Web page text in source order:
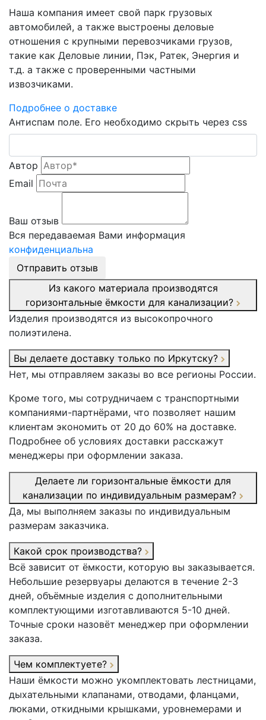
Наша компания имеет свой парк грузовых
автомобилей, а также выстроены деловые
отношения с крупными перевозчиками грузов,
такие как Деловые линии, Пэк, Ратек, Энергия и
т.д. а также с проверенными частными
извозчиками.
Подробнее о доставке
Антиспам поле. Его необходимо скрыть через css
Автор
Email
Ваш отзыв
Вся передаваемая Вами информация
конфиденциальна
Отправить отзыв
Из какого материала производятся
горизонтальные ёмкости для канализации?
Изделия производятся из высокопрочного
полиэтилена.
Вы делаете доставку только по Иркутску?
Нет, мы отправляем заказы во все регионы России.
Кроме того, мы сотрудничаем с транспортными
компаниями-партнёрами, что позволяет нашим
клиентам экономить от 20 до 60% на доставке.
Подробнее об условиях доставки расскажут
менеджеры при оформлении заказа.
Делаете ли горизонтальные ёмкости для
канализации по индивидуальным размерам?
Да, мы выполняем заказы по индивидуальным
размерам заказчика.
Какой срок производства?
Всё зависит от ёмкости, которую вы заказывается.
Небольшие резервуары делаются в течение 2-3
дней, объёмные изделия с дополнительными
комплектующими изготавливаются 5-10 дней.
Точные сроки назовёт менеджер при оформлении
заказа.
Чем комплектуете?
Наши ёмкости можно укомплектовать лестницами,
дыхательными клапанами, отводами, фланцами,
люками, откидными крышками, уровнемерами и